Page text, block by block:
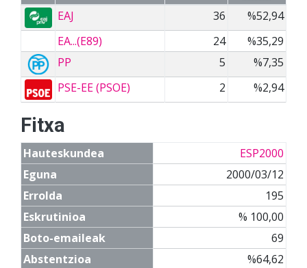
EAJ
36
%52,94
EA...(E89)
24
%35,29
PP
5
%7,35
PSE-EE (PSOE)
2 %2,94
Fitxa
Hauteskundea
ESP2000
Eguna
2000/03/12
Errolda
195
Eskrutinioa
% 100,00
Boto-emaileak
69
Abstentzioa
%64,62